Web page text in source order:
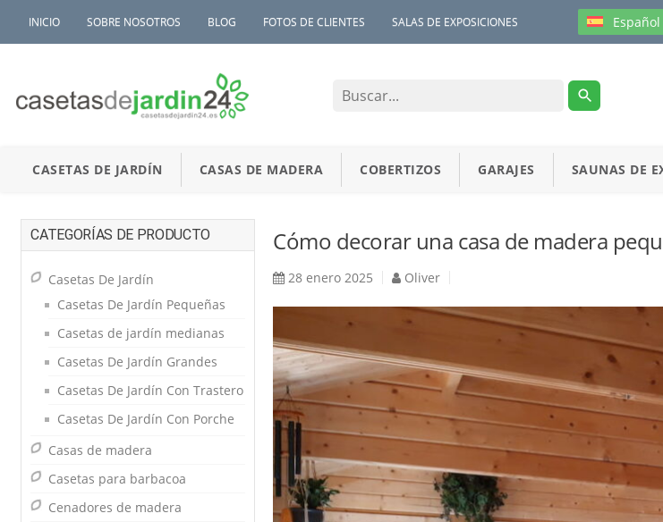
INICIO SOBRE NOSOTROS BLOG FOTOS DE CLIENTES SALAS DE EXPOSICIONES Español
CASETAS DE JARDÍN CASAS DE MADERA COBERTIZOS GARAJES SAUNAS DE
Cómo decorar una casa de madera
28 enero 2025 Oliver
CATEGORÍAS DE PRODUCTO
Casetas De Jardín
Casetas De Jardín Pequeñas
Casetas de jardín medianas
Casetas De Jardín Grandes
Casetas De Jardín Con Trastero
Casetas De Jardín Con Porche
Casas de madera
Casetas para barbacoa
Cenadores de madera